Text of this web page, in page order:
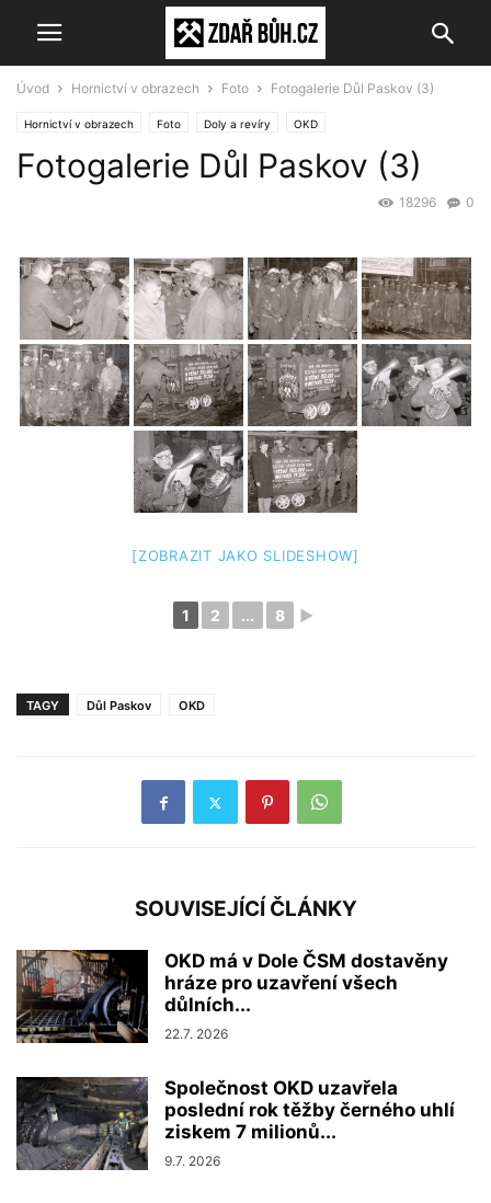
Úvod Hornictví v obrazech Foto Fotogalerie Důl Paskov (3)
Hornictví v obrazech Foto Doly a revíry OKD
Fotogalerie Důl Paskov (3)
0
18296
[ZOBRAZIT JAKO SLIDESHOW]
1 2 ... 8 ►
TAGY Důl Paskov OKD
SOUVISEJÍCÍ ČLÁNKY
OKD má v Dole ČSM dostavěny
hráze pro uzavření všech
důlních...
22.7. 2026
Společnost OKD uzavřela
poslední rok těžby černého uhlí
ziskem 7 milionů...
9.7. 2026